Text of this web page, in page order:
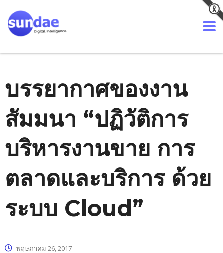
บรรยากาศของงาน
สัมมนา “ปฏิวัติการ
บริหารงานขาย การ
ตลาดและบริการ ด้วย
ระบบ Cloud”
พฤษภาคม 26, 2017